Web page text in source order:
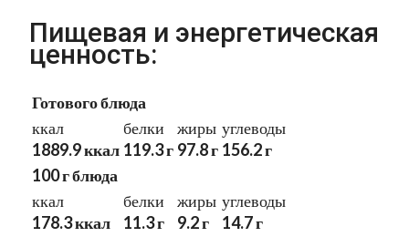
Пищевая и энергетическая
ценность:
Готового блюда
ккал
1889.9 ккал
белки
119.3 г
жиры
97.8 г
углеводы
156.2 г
100 г блюда
ккал
178.3 ккал
белки
11.3 г
жиры
9.2 г
углеводы
14.7 г